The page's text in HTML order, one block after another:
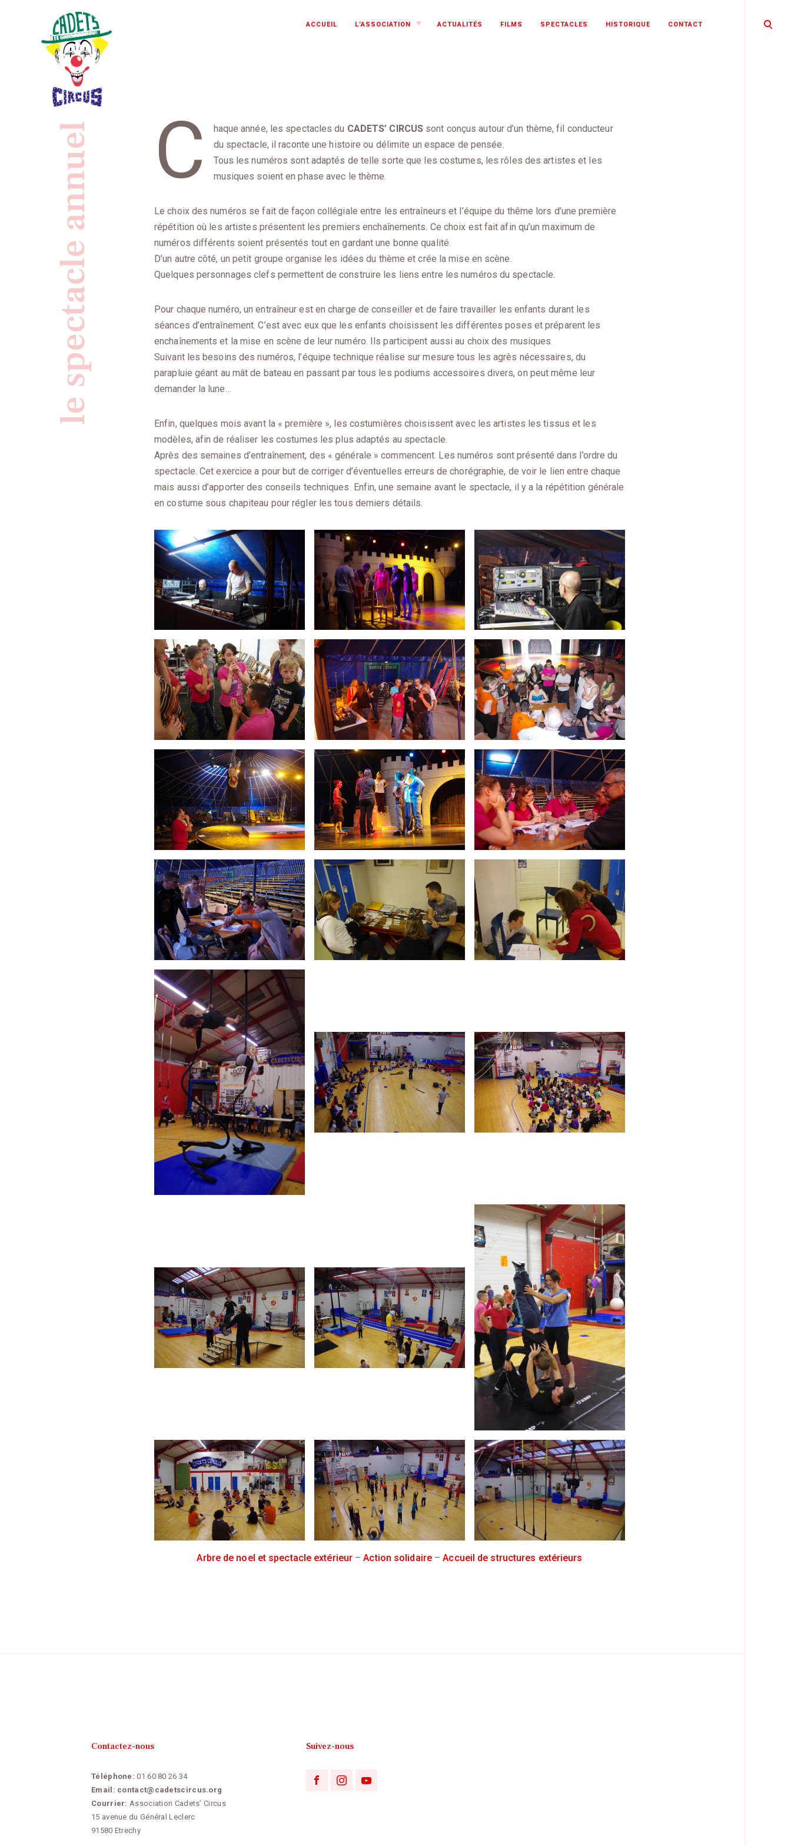
open
Cadets' Circus
Le premier cirque amateur de France depuis 1927.
ACCUEIL L’ASSOCIATION TOGGLE
CHILD
ACTUALITÉS FILMS SPECTACLES HISTORIQUE CONTACT
le spectacle annuel C haque année, les spectacles du CADETS’ CIRCUS sont conçus autour d’un thème, fil conducteur
du spectacle, il raconte une histoire ou délimite un espace de pensée.
Tous les numéros sont adaptés de telle sorte que les costumes, les rôles des artistes et les
musiques soient en phase avec le thème.
Le choix des numéros se fait de façon collégiale entre les entraîneurs et l’équipe du thême lors d’une première
répétition où les artistes présentent les premiers enchaînements. Ce choix est fait afin qu’un maximum de
numéros différents soient présentés tout en gardant une bonne qualité.
D’un autre côté, un petit groupe organise les idées du thème et crée la mise en scène.
Quelques personnages clefs permettent de construire les liens entre les numéros du spectacle.
Pour chaque numéro, un entraîneur est en charge de conseiller et de faire travailler les enfants durant les
séances d’entraînement. C’est avec eux que les enfants choisissent les différentes poses et préparent les
enchaînements et la mise en scène de leur numéro. Ils participent aussi au choix des musiques.
Suivant les besoins des numéros, l’équipe technique réalise sur mesure tous les agrès nécessaires, du
parapluie géant au mât de bateau en passant par tous les podiums accessoires divers, on peut même leur
demander la lune…
Enfin, quelques mois avant la « première », les costumières choisissent avec les artistes les tissus et les
modèles, afin de réaliser les costumes les plus adaptés au spectacle.
Après des semaines d’entraînement, des « générale » commencent. Les numéros sont présenté dans l’ordre du
spectacle. Cet exercice a pour but de corriger d’éventuelles erreurs de chorégraphie, de voir le lien entre chaque
mais aussi d’apporter des conseils techniques. Enfin, une semaine avant le spectacle, il y a la répétition générale
en costume sous chapiteau pour régler les tous derniers détails.
Arbre de noel et spectacle extérieur –Action solidaire –Accueil de structures extérieurs
Contactez-nous
Téléphone: 01 60 80 26 34
Email: contact@cadetscircus.org
Courrier: Association Cadets’ Circus
15 avenue du Général Leclerc
91580 Etrechy
Suivez-nous